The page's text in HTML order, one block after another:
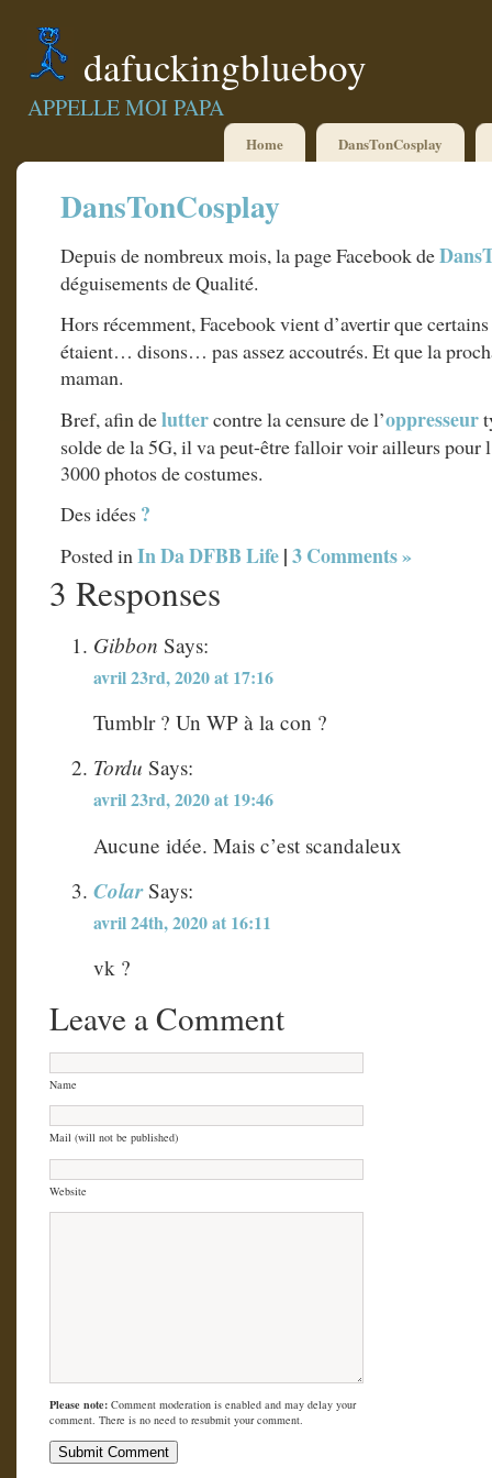
dafuckingblueboy
APPELLE MOI PAPA
Home DansTonCosplay
DansTonCosplay
Depuis de nombreux mois, la page Facebook de
déguisements de Qualité.
Hors récemment, Facebook vient d’avertir que certains
étaient… disons… pas assez accoutrés. Et que la
maman.
Bref, afin deluttercontre la censure de l’oppresseur
solde de la 5G, il va peut-être falloir voir ailleurs pour
3000 photos de costumes.
Des idées ?
Posted inIn Da DFBB Life|3 Comments »
3 Responses
Gibbon Says:
avril 23rd, 2020 at 17:16
Tumblr ? Un WP à la con ?
Tordu Says:
avril 23rd, 2020 at 19:46
Aucune idée. Mais c’est scandaleux
ColarSays:
avril 24th, 2020 at 16:11
vk ?
Leave a Comment
Name
Mail (will not be published)
Website
Please note: Comment moderation is enabled and may delay your
comment. There is no need to resubmit your comment.